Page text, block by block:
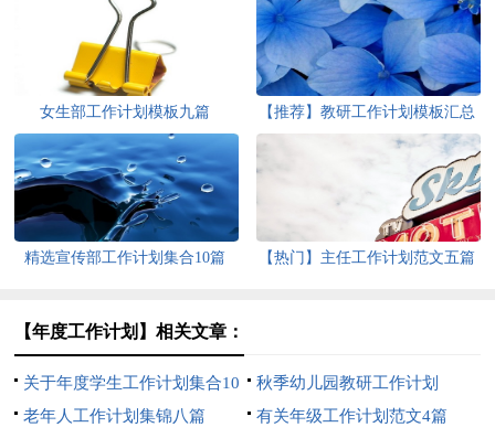
女生部工作计划模板九篇
【推荐】教研工作计划模板汇总
精选宣传部工作计划集合10篇 【热门】主任工作计划范文五篇
【年度工作计划】相关文章：
关于年度学生工作计划集合10
篇
秋季幼儿园教研工作计划
老年人工作计划集锦八篇
有关年级工作计划范文4篇